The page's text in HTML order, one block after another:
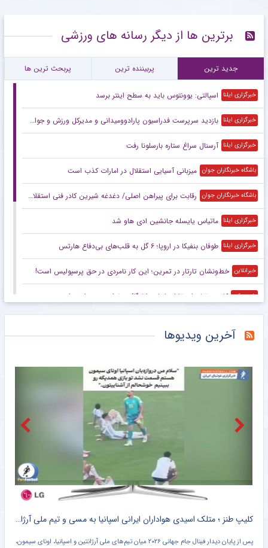
برترین ها از دیگر رسانه های ورزشی
جدید ترین پربیننده ترین پربحث ترین ها
خبرگزاری ایلنا اسپالتی: یوونتوس باید به سطح اینتر برسد
خبرگزاری ایلنا بازدید سرپرست فدراسیون پارادوومیدانی و مدیرکل ورزش و جوانان استان همدان از دومین اردوی آماده‌سازی تیم ملی آقایان در همدان
خبرگزاری ایلنا آرسنال سراغ ستاره بارسلونا رفت
باشگاه خبرنگاران جوان میزبانی آسیایی استقلال در امارات کذب است
باشگاه خبرنگاران جوان رقابت برای پیراهن اصلی/ دغدغه شیرین کادر فنی استقلال در آستانه آغاز لیگ
خبرگزاری ایلنا ماتیاس یایسله جانشین ادی هاو شد
خبرگزاری ایلنا طوفان بنفیکا در اروپا؛ ۶ گل به قلب‌های بی‌دفاع هارتس
خبرانلاین خط‌ونشان تارتار در تمرین؛ این کار نامردی در حق پرسپولیس است!
خبرورزشی کادوی تولد استقلال با طعم لالیگا/ درخواست سهراب برای پست حساس!
خبرورزشی سردار و سعید میزبان استقلال در لیگ نخبگان آسیا
خبرورزشی
کشف جانشین برای جلالی/ خیال کادرفنی استقلال راحت شد
آخرین ویدیوها
کلیپ طنز ؛ متلک اسیدی هواداران ایرانی اسپانیا به مسی و تیم ملی آرژانتین + سند
پس از پایان دیدار فینال جام جهانی ۲۰۲۶ میان تیم‌های ملی آرژانتین و اسپانیا، اونای سیمون،